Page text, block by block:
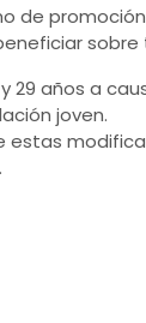
de
29 años a
joven.
estas